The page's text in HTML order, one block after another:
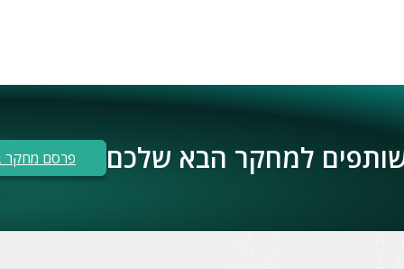
שותפים למחקר הבא שלכם פרסם מחקר